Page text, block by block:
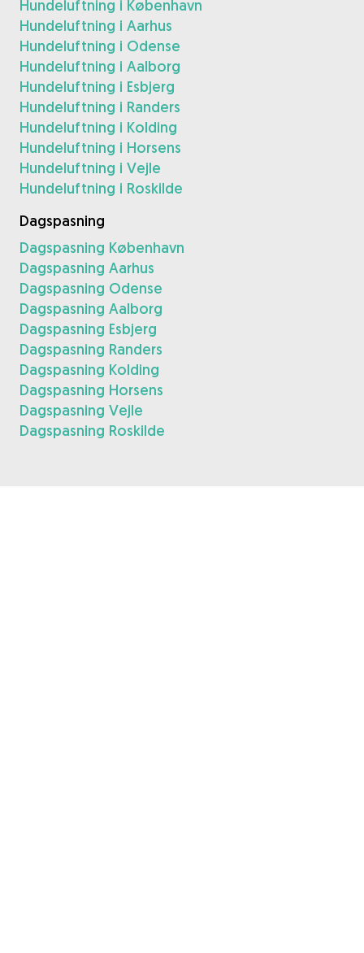
Hundeluftning i København
Hundeluftning i Aarhus
Hundeluftning i Odense
Hundeluftning i Aalborg
Hundeluftning i Esbjerg
Hundeluftning i Randers
Hundeluftning i Kolding
Hundeluftning i Horsens
Hundeluftning i Vejle
Hundeluftning i Roskilde
Dagspasning
Dagspasning København
Dagspasning Aarhus
Dagspasning Odense
Dagspasning Aalborg
Dagspasning Esbjerg
Dagspasning Randers
Dagspasning Kolding
Dagspasning Horsens
Dagspasning Vejle
Dagspasning Roskilde